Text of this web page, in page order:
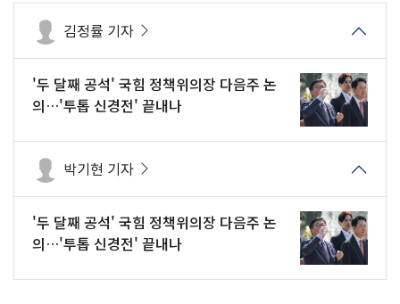
김정률 기자
'두 달째 공석' 국힘 정책위의장 다음주 논
의…'투톱 신경전' 끝내나
박기현 기자
'두 달째 공석' 국힘 정책위의장 다음주 논
의…'투톱 신경전' 끝내나